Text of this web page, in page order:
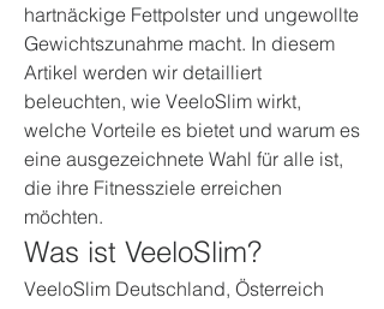
hartnäckige Fettpolster und ungewollte
Gewichtszunahme macht. In diesem
Artikel werden wir detailliert
beleuchten, wie VeeloSlim wirkt,
welche Vorteile es bietet und warum es
eine ausgezeichnete Wahl für alle ist,
die ihre Fitnessziele erreichen
möchten.
Was ist VeeloSlim?
VeeloSlim Deutschland, Österreich